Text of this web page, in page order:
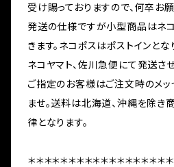
受け賜っておりますので、何卒お
発送の仕様ですが小型商品はネ
きます。ネコポスはポストインと
ネコヤマト、佐川急便にて発送さ
ご指定のお客様はご注文時のメ
ませ。送料は北海道、沖縄を除
律となります。
＊＊＊＊＊＊＊＊＊＊＊＊＊＊＊＊＊